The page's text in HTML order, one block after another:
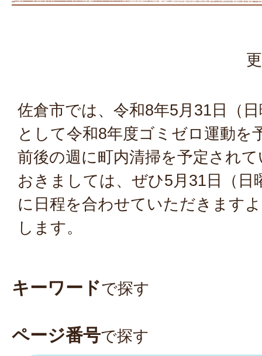
佐倉市では、令和8年5月31日（
として令和8年度ゴミゼロ運動を
前後の週に町内清掃を予定され
おきましては、ぜひ5月31日（日
に日程を合わせていただきます
します。
キーワードで探す
ページ番号で探す